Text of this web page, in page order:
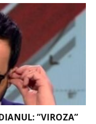
”VIROZA”